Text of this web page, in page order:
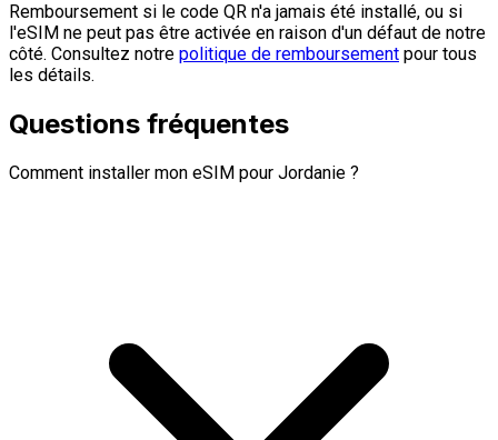
Remboursement si le code QR n'a jamais été installé, ou si
l'eSIM ne peut pas être activée en raison d'un défaut de notre
côté. Consultez notre politique de remboursement pour tous
les détails.
Questions fréquentes
Comment installer mon eSIM pour Jordanie ?